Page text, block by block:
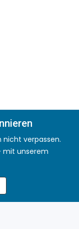
nicht verpassen.
mit unserem